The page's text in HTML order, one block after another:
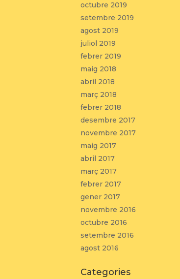
octubre 2019
setembre 2019
agost 2019
juliol 2019
febrer 2019
maig 2018
abril 2018
març 2018
febrer 2018
desembre 2017
novembre 2017
maig 2017
abril 2017
març 2017
febrer 2017
gener 2017
novembre 2016
octubre 2016
setembre 2016
agost 2016
Categories